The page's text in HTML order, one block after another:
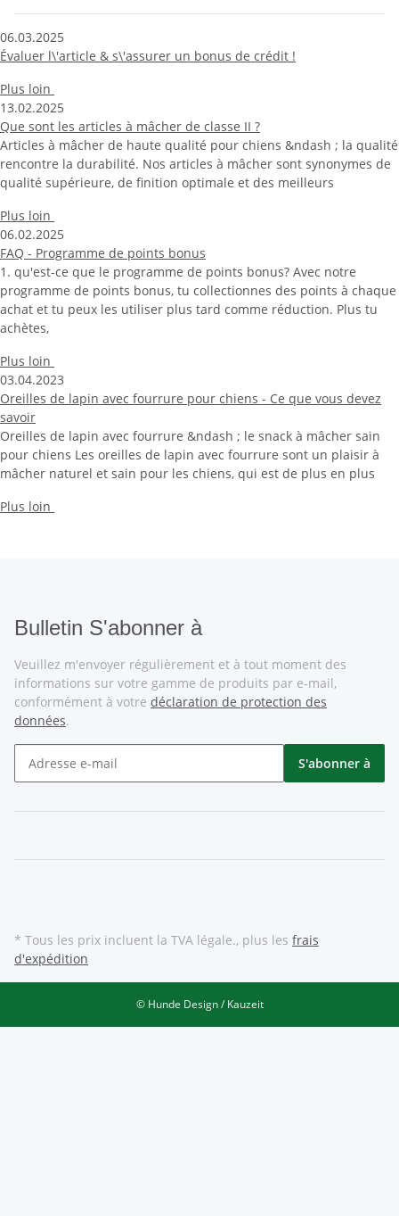
06.03.2025
Évaluer l\'article & s\'assurer un bonus de crédit !
Plus loin
13.02.2025
Que sont les articles à mâcher de classe II ?
Articles à mâcher de haute qualité pour chiens &ndash ; la qualité
rencontre la durabilité. Nos articles à mâcher sont synonymes de
qualité supérieure, de finition optimale et des meilleurs
Plus loin
06.02.2025
FAQ - Programme de points bonus
1. qu'est-ce que le programme de points bonus? Avec notre
programme de points bonus, tu collectionnes des points à chaque
achat et tu peux les utiliser plus tard comme réduction. Plus tu
achètes,
Plus loin
03.04.2023
Oreilles de lapin avec fourrure pour chiens - Ce que vous devez
savoir
Oreilles de lapin avec fourrure &ndash ; le snack à mâcher sain
pour chiens Les oreilles de lapin avec fourrure sont un plaisir à
mâcher naturel et sain pour les chiens, qui est de plus en plus
Plus loin
Bulletin S'abonner à
Veuillez m'envoyer régulièrement et à tout moment des
informations sur votre gamme de produits par e-mail,
conformément à votre déclaration de protection des
données.
S'abonner à
* Tous les prix incluent la TVA légale., plus les frais
d'expédition
© Hunde Design / Kauzeit